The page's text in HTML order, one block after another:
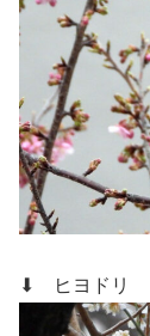
⬇ ヒヨドリ